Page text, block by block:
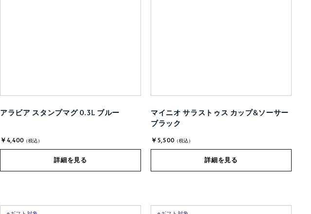
アラビア スタンプマグ 0.3L ブルー
￥4,400 (税込)
詳細を見る
マイニオ サラストゥス カップ&ソーサー
ブラック
￥5,500 (税込)
詳細を見る